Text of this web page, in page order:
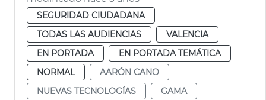
SEGURIDAD CIUDADANA
TODAS LAS AUDIENCIAS
VALENCIA
EN PORTADA
EN PORTADA TEMÁTICA
NORMAL
AARÓN CANO
NUEVAS TECNOLOGÍAS
GAMA